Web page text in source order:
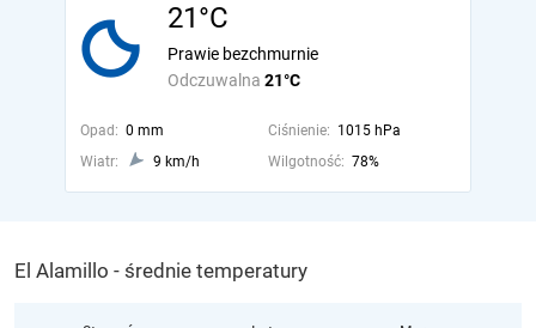
21°C
Odczuwalna 21°C
Prawie bezchmurnie
Opad: 0 mm Ciśnienie: 1015 hPa
Wiatr:
9 km/h Wilgotność: 78%
El Alamillo - średnie temperatury